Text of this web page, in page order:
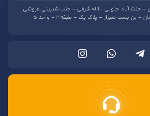
– جنت آباد جنوبی -لاله شرقی – جنب شیرینی فروشی
– بن بست شیراز – پلاک یک – طبقه 2 – واحد 5